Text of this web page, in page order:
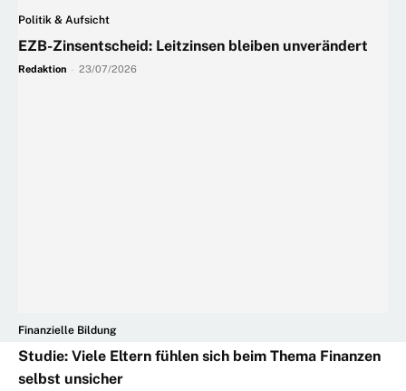
Politik & Aufsicht
EZB-Zinsentscheid: Leitzinsen bleiben unverändert
Redaktion 23/07/2026
Finanzielle Bildung
Studie: Viele Eltern fühlen sich beim Thema Finanzen
selbst unsicher